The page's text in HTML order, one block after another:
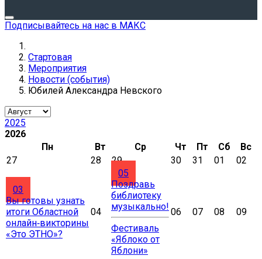
Подписывайтесь на нас в МАКС
Стартовая
Мероприятия
Новости (события)
Юбилей Александра Невского
2025
2026
Пн
Вт Ср Чт Пт Сб
Вс
27
28 29 30 31 01 02
03
Вы готовы узнать
итоги Областной
онлайн‑викторины
«Это ЭТНО»?
04
05
Поздравь
библиотеку
музыкально!
Фестиваль
«Яблоко от
Яблони»
06 07 08 09